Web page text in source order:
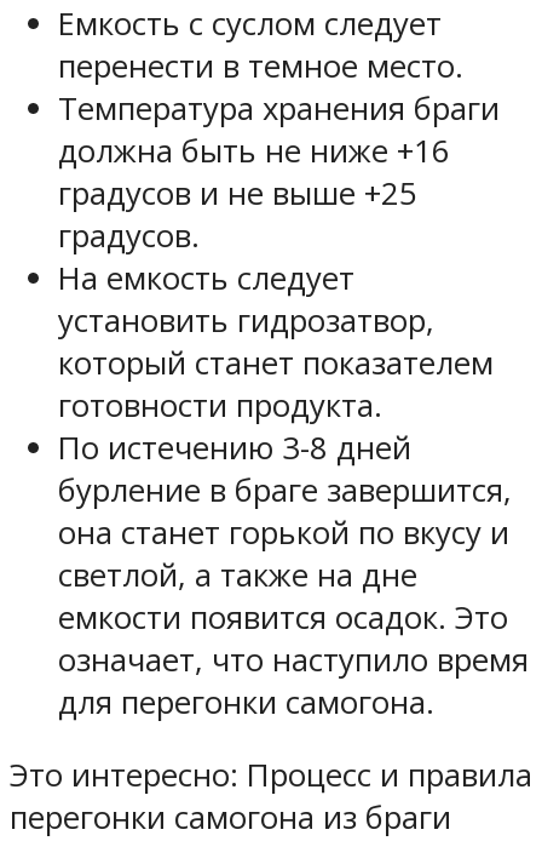
Емкость с суслом следует
перенести в темное место.
Температура хранения браги
должна быть не ниже +16
градусов и не выше +25
градусов.
На емкость следует
установить гидрозатвор,
который станет показателем
готовности продукта.
По истечению 3-8 дней
бурление в браге завершится,
она станет горькой по вкусу и
светлой, а также на дне
емкости появится осадок. Это
означает, что наступило время
для перегонки самогона.
Это интересно: Процесс и правила
перегонки самогона из браги